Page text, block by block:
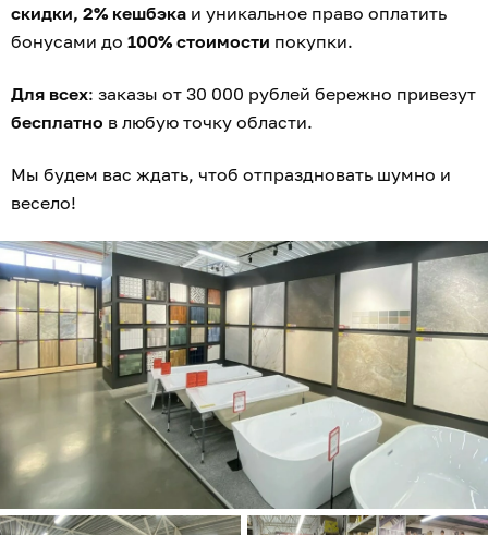
скидки, 2% кешбэка и уникальное право оплатить
бонусами до 100% стоимости покупки.
Для всех: заказы от 30 000 рублей бережно привезут
бесплатно в любую точку области.
Мы будем вас ждать, чтоб отпраздновать шумно и
весело!